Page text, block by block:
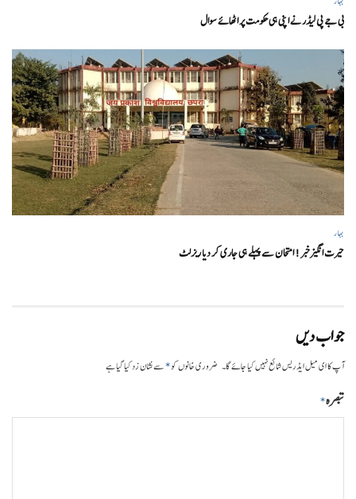
بی جے پی لیڈر نے اپنی ہی حکومت پر اٹھائے سوال
بہار
حیرت انگیزخبر ! امتحان سے پہلے ہی جاری کر دیا ریزلٹ
جواب دیں
آپ کا ای میل ایڈریس شائع نہیں کیا جائے گا۔ ضروری خانوں کو*سے نشان زد کیا گیا ہے
تبصرہ*